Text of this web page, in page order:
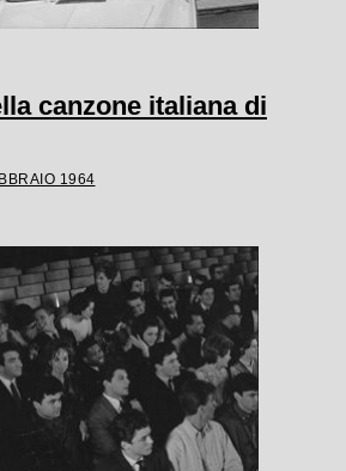
canzone italiana di
1964